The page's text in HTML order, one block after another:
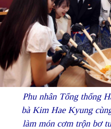
Phu nhân Tổng thống
bà Kim Hae Kyung
làm món cơm trộn bơ